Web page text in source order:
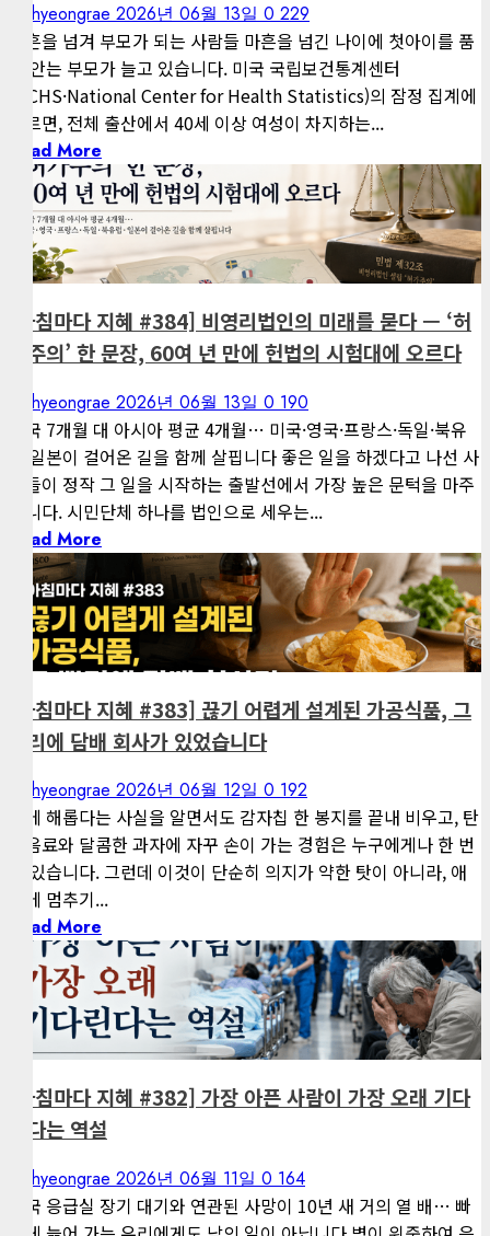
kimhyeongrae 2026년 06월 13일 0 229
마흔을 넘겨 부모가 되는 사람들 마흔을 넘긴 나이에 첫아이를 품
에 안는 부모가 늘고 있습니다. 미국 국립보건통계센터
(NCHS·National Center for Health Statistics)의 잠정 집계에
따르면, 전체 출산에서 40세 이상 여성이 차지하는...
Read More
1 minute read
게재된 글
아침마다 지혜
[아침마다 지혜 #384] 비영리법인의 미래를 묻다 — ‘허
가주의’ 한 문장, 60여 년 만에 헌법의 시험대에 오르다
kimhyeongrae 2026년 06월 13일 0 190
한국 7개월 대 아시아 평균 4개월… 미국·영국·프랑스·독일·북유
럽·일본이 걸어온 길을 함께 살핍니다 좋은 일을 하겠다고 나선 사
람들이 정작 그 일을 시작하는 출발선에서 가장 높은 문턱을 마주
합니다. 시민단체 하나를 법인으로 세우는...
Read More
1 minute read
게재된 글
아침마다 지혜
[아침마다 지혜 #383] 끊기 어렵게 설계된 가공식품, 그
뿌리에 담배 회사가 있었습니다
kimhyeongrae 2026년 06월 12일 0 192
몸에 해롭다는 사실을 알면서도 감자칩 한 봉지를 끝내 비우고, 탄
산음료와 달콤한 과자에 자꾸 손이 가는 경험은 누구에게나 한 번
쯤 있습니다. 그런데 이것이 단순히 의지가 약한 탓이 아니라, 애
초에 멈추기...
Read More
1 minute read
게재된 글
아침마다 지혜
[아침마다 지혜 #382] 가장 아픈 사람이 가장 오래 기다
린다는 역설
kimhyeongrae 2026년 06월 11일 0 164
영국 응급실 장기 대기와 연관된 사망이 10년 새 거의 열 배… 빠